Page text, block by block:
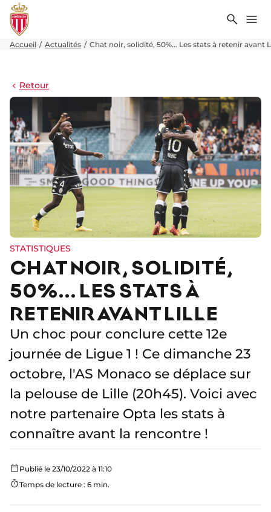
Accueil Actualités Chat noir, solidité, 50%... Les stats à retenir avant
Retour
STATISTIQUES
CHAT NOIR, SOLIDITÉ,
50%... LES STATS À
RETENIR AVANT LILLE
Un choc pour conclure cette 12e
journée de Ligue 1 ! Ce dimanche 23
octobre, l'AS Monaco se déplace sur
la pelouse de Lille (20h45). Voici avec
notre partenaire Opta les stats à
connaître avant la rencontre !
Publié le 23/10/2022 à 11:10
Temps de lecture : 6 min.